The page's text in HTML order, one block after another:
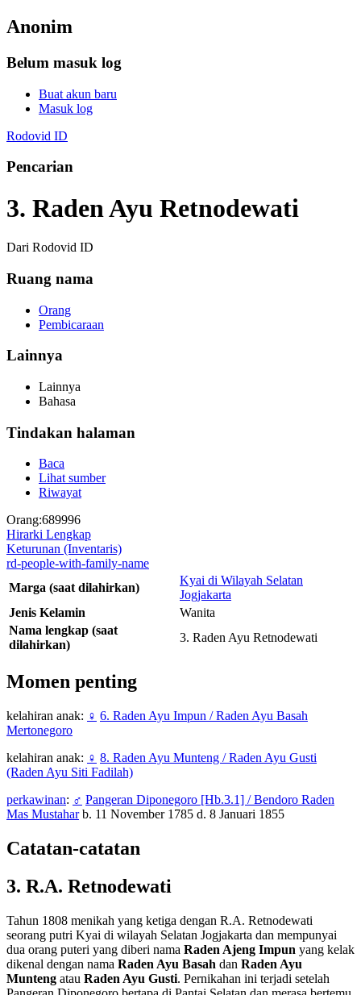
Anonim
Belum masuk log
Buat akun baru
Masuk log
Rodovid ID
Pencarian
3. Raden Ayu Retnodewati
Dari Rodovid ID
Ruang nama
Orang
Pembicaraan
Lainnya
Lainnya
Bahasa
Tindakan halaman
Baca
Lihat sumber
Riwayat
Orang:689996
Hirarki Lengkap
Keturunan (Inventaris)
rd-people-with-family-name
Marga (saat dilahirkan)
Kyai di Wilayah Selatan
Jogjakarta
Jenis Kelamin
Wanita
Nama lengkap (saat
dilahirkan)
3. Raden Ayu Retnodewati
Momen penting
kelahiran anak: ♀ 6. Raden Ayu Impun / Raden Ayu Basah
Mertonegoro
kelahiran anak: ♀ 8. Raden Ayu Munteng / Raden Ayu Gusti
(Raden Ayu Siti Fadilah)
perkawinan: ♂ Pangeran Diponegoro [Hb.3.1] / Bendoro Raden
Mas Mustaharb. 11 November 1785 d. 8 Januari 1855
Catatan-catatan
3. R.A. Retnodewati
Tahun 1808 menikah yang ketiga dengan R.A. Retnodewati
seorang putri Kyai di wilayah Selatan Jogjakarta dan mempunyai
dua orang puteri yang diberi nama Raden Ajeng Impun yang kelak
dikenal dengan nama Raden Ayu Basah dan Raden Ayu
Munteng atau Raden Ayu Gusti. Pernikahan ini terjadi setelah